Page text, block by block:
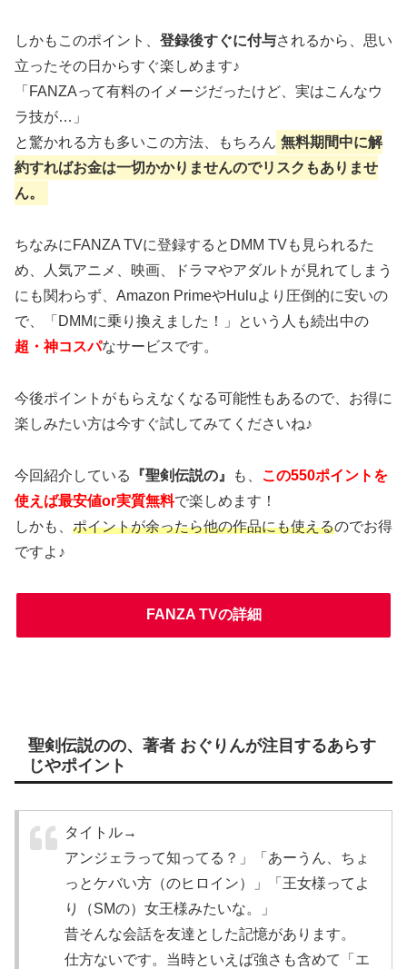
しかもこのポイント、 登録後すぐに付与されるから、思い
立ったその日からすぐ楽しめます♪
「FANZAって有料のイメージだったけど、実はこんなウ
ラ技が…」
と驚かれる方も多いこの方法、もちろん 無料期間中に解
約すればお金は一切かかりませんのでリスクもありませ
ん。
ちなみにFANZA TVに登録するとDMM TVも見られるた
め、人気アニメ、映画、ドラマやアダルトが見れてしまう
にも関わらず、Amazon PrimeやHuluより圧倒的に安いの
で、「DMMに乗り換えました！」という人も続出中の
超・神コスパなサービスです。
今後ポイントがもらえなくなる可能性もあるので、お得に
楽しみたい方は今すぐ試してみてくださいね♪
今回紹介している 『聖剣伝説の』 も、 この550ポイントを
使えば最安値or実質無料で楽しめます！
しかも、 ポイントが余ったら他の作品にも使えるのでお得
ですよ♪
FANZA TVの詳細
聖剣伝説のの、著者 おぐりんが注目するあらす
じやポイント
タイトル→
アンジェラって知ってる？」「あーうん、ちょ
っとケバい方（のヒロイン）」「王女様ってよ
り（SMの）女王様みたいな。」
昔そんな会話を友達とした記憶があります。
仕方ないです。当時といえば強さも含めて「エ